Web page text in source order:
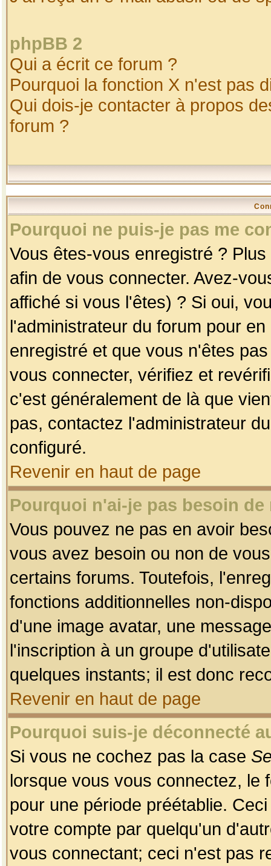
phpBB 2
Qui a écrit ce forum ?
Pourquoi la fonction X n'est pas
Qui dois-je contacter à propos
forum ?
Pourquoi ne puis-je pas me
Vous êtes-vous enregistré ?
afin de vous connecter. Avez-
affiché si vous l'êtes) ? Si oui,
l'administrateur du forum pour
enregistré et que vous n'êtes
vous connecter, vérifiez et
c'est généralement de là que
pas, contactez l'administrateur
configuré.
Revenir en haut de page
Pourquoi n'ai-je pas besoin
Vous pouvez ne pas en avoir
vous avez besoin ou non de
certains forums. Toutefois,
fonctions additionnelles non-
d'une image avatar, une
l'inscription à un groupe
quelques instants; il est donc
Revenir en haut de page
Pourquoi suis-je déconnecté
Si vous ne cochez pas la case
lorsque vous vous connectez, le
pour une période préétablie.
votre compte par quelqu'un
vous connectant; ceci n'est pas